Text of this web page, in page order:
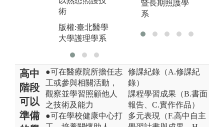
術
版權:臺北醫學
大學護理學系
版權:臺北醫學
大學護理學系
暨長期照護學
系
高中
階段
可以
準備
●可在醫療院所擔任志
工或參與相關活動，
觀察並學習照顧他人
之技術及能力
●可在學校健康中心打
修課紀錄（A.修課紀
錄）
課程學習成果（B.書面
報告、C.實作作品）
多元表現（F.高中自主